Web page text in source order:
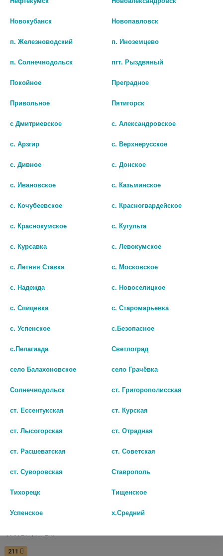
ЭЛИКСИР ГРУДНОЙ 25МЛ.
ЭЛИКСИР ГРУДНОЙ 25МЛ.
ЭЛИКСИР ГРУДНОЙ 25МЛ.
ФЛ. /ЯРОСЛАВСКАЯ ФФ/
ЭЛИКСИР ГРУДНОЙ 25МЛ.
ФЛ. /ТУЛЬСКАЯ ФФ/ 2861
ФЛ. /ВИФИТЕХ/
211
Новокубанск Новопавловск
п. Железноводский п. Иноземцево
п. Солнечнодольск пгт. Рыздвяный
Покойное Преградное
Привольное Пятигорск
с Дмитриевское с. Александровское
с. Арзгир с. Верхнерусское
с. Дивное с. Донское
с. Ивановское с. Казьминское
с. Кочубеевское с. Красногвардейское
с. Краснокумское с. Кугульта
с. Курсавка с. Левокумское
с. Летняя Ставка с. Московское
с. Надежда с. Новоселицкое
с. Спицевка с. Старомарьевка
с. Успенское с.Безопасное
с.Пелагиада Светлоград
село Балахоновское село Грачёвка
Солнечнодольск ст. Григорополисская
ст. Ессентукская ст. Курская
ст. Лысогорская ст. Отрадная
ст. Расшеватская ст. Советская
ст. Суворовская Ставрополь
Тихорецк Тищенское
Успенское х.Средний